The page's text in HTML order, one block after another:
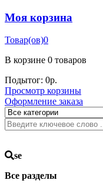
Моя корзина
Товар(ов)0
В корзине 0 товаров
Подытог: 0р.
Просмотр корзины
Оформление заказа
se
Все разделы